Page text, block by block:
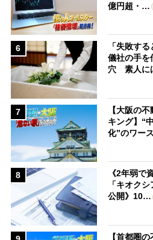
億円超・…
6
「失敗す
儀社の手を
穴 素人に
7
【大阪の
キング】“
化”のワー
8
《2年弱で
「キオク
公開》10…
【首都圏